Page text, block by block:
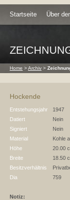
Startseite Über
Home >Archiv >
Hockende
Entstehungsjahr
1947
Datiert
Nein
Signiert
Nein
Material
Kohle
Höhe
20.00
Breite
18.50
Besitzverhältnis
Dia
759
Notiz: